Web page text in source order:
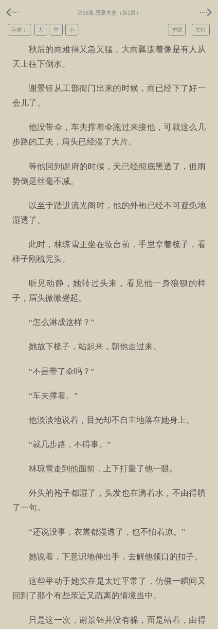
第25章 恩爱夫妻（第1页）
关灯
护眼
字体： 大 中 小
秋后的雨难得又急又猛，大雨瓢泼着像是有人从
天上往下倒水。
谢景钰从工部衙门出来的时候，雨已经下了好一
会儿了。
他没带伞，车夫撑着伞跑过来接他，可就这么几
步路的工夫，肩头已经湿了大片。
等他回到谢府的时候，天已经彻底黑透了，但雨
势倒是丝毫不减。
以至于踏进流光阁时，他的外袍已经不可避免地
湿透了。
此时，林琼雪正坐在妆台前，手里拿着梳子，看
样子刚梳完头。
听见动静，她转过头来，看见他一身狼狈的样
子，眉头微微蹙起。
“怎么淋成这样？”
她放下梳子，站起来，朝他走过来。
“不是带了伞吗？”
“车夫撑着。”
他淡淡地说着，目光却不自主地落在她身上。
“就几步路，不碍事。”
林琼雪走到他面前，上下打量了他一眼。
外头的袍子都湿了，头发也在滴着水，不由得嗔
了一句。
“还说没事，衣裳都湿透了，也不怕着凉。”
她说着，下意识地伸出手，去解他领口的扣子。
这些举动于她实在是太过平常了，仿佛一瞬间又
回到了那个有些亲近又疏离的情境当中。
只是这一次，谢景钰并没有躲，而是站着，由得